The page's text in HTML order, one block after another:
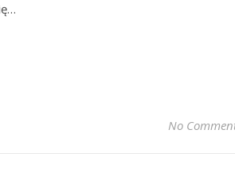
No